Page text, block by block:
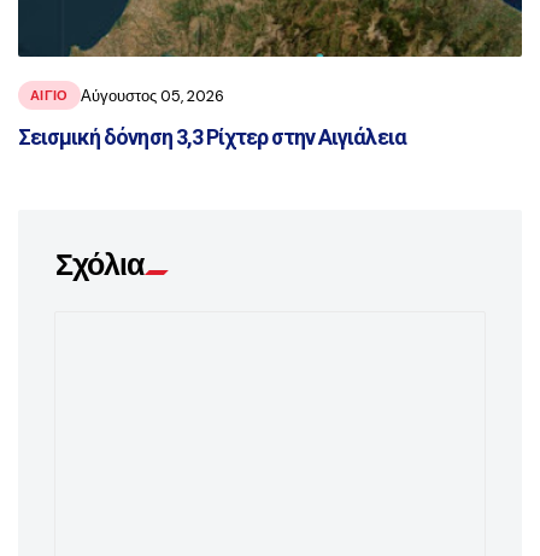
ΑΙΓΙΟ Αύγουστος 05, 2026
Σεισμική δόνηση 3,3 Ρίχτερ στην Αιγιάλεια
Σχόλια